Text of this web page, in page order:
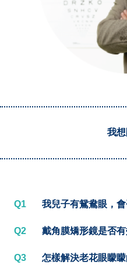
我
Q1 我兒子有鴛鴦眼，
Q2 戴角膜矯形鏡是否
Q3 怎樣解決老花眼矇矇